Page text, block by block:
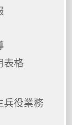
表格
兵役業務